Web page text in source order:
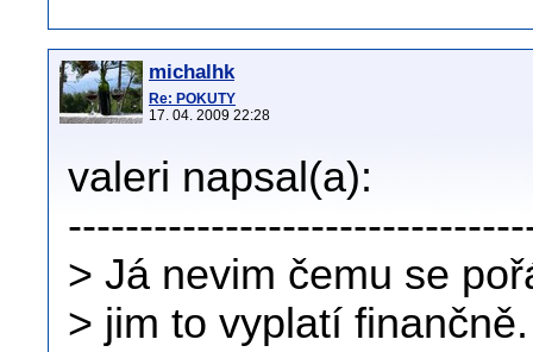
michalhk
Re: POKUTY
17. 04. 2009 22:28
valeri napsal(a):
> Já nevim čemu se
> jim to vyplatí